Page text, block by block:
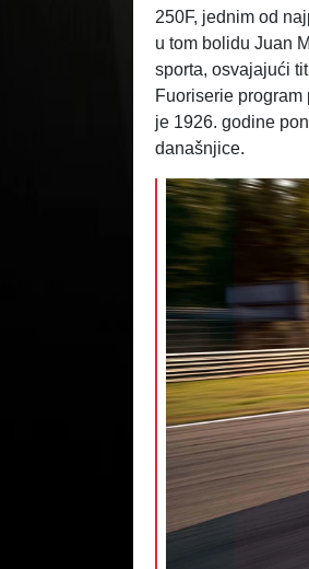
250F, jednim od
u tom bolidu Juan
sporta, osvajajući
Fuoriserie
je 1926. godine
današnjice.